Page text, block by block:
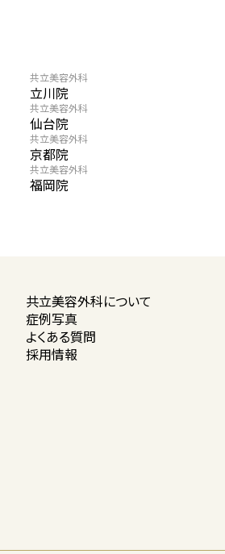
共立美容外科
立川院
共立美容外科
仙台院
共立美容外科
京都院
共立美容外科
福岡院
共立美容外科について
症例写真
よくある質問
採用情報